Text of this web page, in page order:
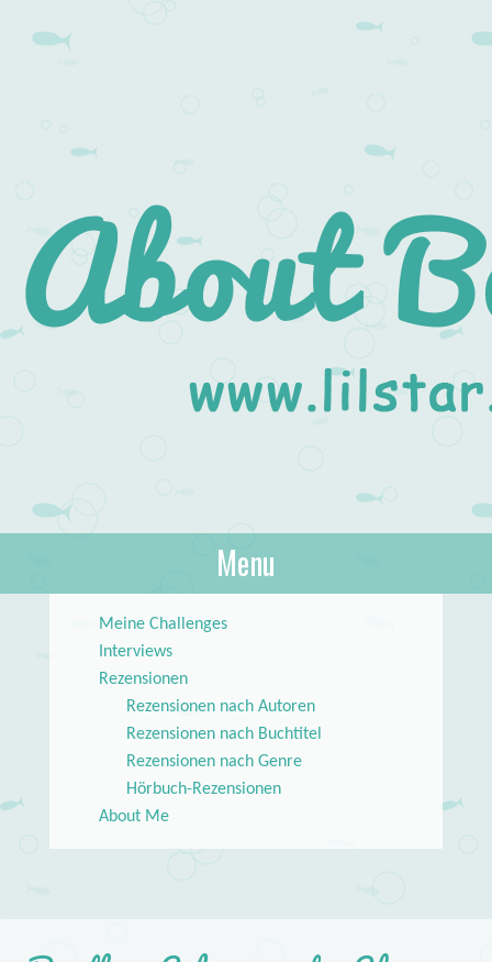
About Books
lilstar.de
Menu
Meine Challenges
Interviews
Rezensionen
Rezensionen nach Autoren
Rezensionen nach Buchtitel
Rezensionen nach Genre
Hörbuch-Rezensionen
About Me